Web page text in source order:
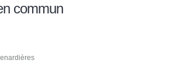
commun